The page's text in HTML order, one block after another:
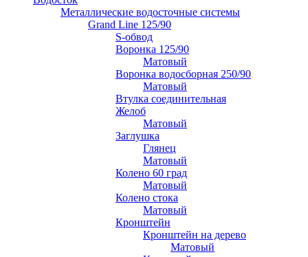
Металлические водосточные системы
Grand Line 125/90
S-обвод
Воронка 125/90
Матовый
Воронка водосборная 250/90
Матовый
Втулка соединительная
Желоб
Матовый
Заглушка
Глянец
Матовый
Колено 60 град
Матовый
Колено стока
Матовый
Кронштейн
Кронштейн на дерево
Матовый